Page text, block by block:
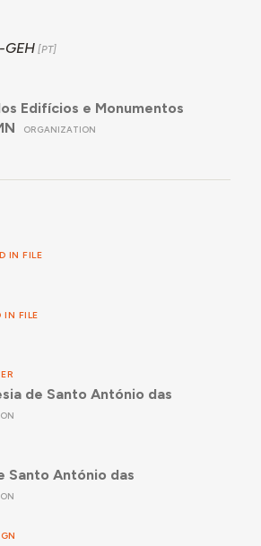
GEH
Edifícios e Monumentos
ORGANIZATION
IN FILE
IN FILE
de Santo António das
Santo António das